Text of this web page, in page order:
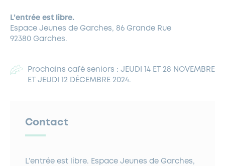
L’entrée est libre.
Espace Jeunes de Garches, 86 Grande Rue
92380 Garches.
Prochains café seniors : JEUDI 14 ET 28 NOVEMBRE
ET JEUDI 12 DÉCEMBRE 2024.
Contact
L’entrée est libre. Espace Jeunes de Garches,